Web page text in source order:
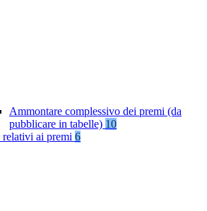
Ammontare complessivo dei premi (da
pubblicare in tabelle) 10
ai premi 6